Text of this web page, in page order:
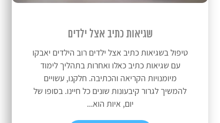
שגיאות כתיב אצל ילדים
טיפול בשגיאות כתיב אצל ילדים רוב הילדים יאבקו
עם שגיאות כתיב כאלו ואחרות בתהליך לימוד
מיומנויות הקריאה והכתיבה. חלקנו, עשויים
להמשיך לגרור קיבעונות שונים כל חיינו. בסופו של
יום, איות הוא...